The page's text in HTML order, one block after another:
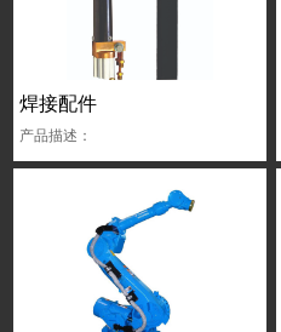
焊接配件
产品描述：